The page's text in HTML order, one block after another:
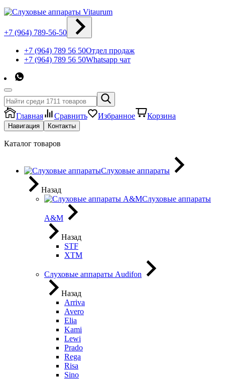
+7 (964) 789-56-50
+7 (964) 789 56 50Отдел продаж
+7 (964) 789 56 50Whatsapp чат
Главная Сравнить Избранное Корзина
Навигация Контакты
Каталог товаров
Слуховые аппараты
Назад
Слуховые аппараты
A&M
Назад
STF
XTM
Слуховые аппараты Audifon
Назад
Arriva
Avero
Elia
Kami
Lewi
Prado
Rega
Risa
Sino